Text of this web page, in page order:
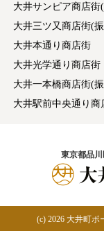
大井サンピア商店街
大井三ツ又商店街(
大井本通り商店街
大井光学通り商店街
大井一本橋商店街(
大井駅前中央通り商
東京都品川
(c) 2026 大井町ポ